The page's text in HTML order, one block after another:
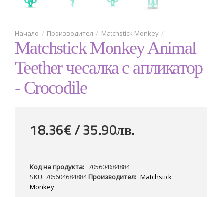
Производител Matchstick Monkey
Matchstick Monkey Animal
Teether чесалка с апликатор
- Crocodile
18.36€ / 35.90лв.
Код на продукта: 705604684884
SKU: 705604684884Производител: Matchstick
Monkey